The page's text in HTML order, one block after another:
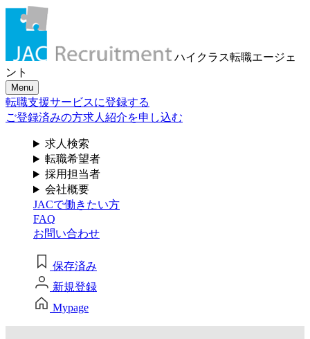
求人検索・転職事例
はじめに、あなたが活かしたい
「ご経験業種」
お選びください
サービス（人材・ホテル・旅行・教育）
商社
流通（EC・運輸・小売）
消費財（食品・アパレル・トイレタリー）
マスコミ（広告・制作）
建設・不動産
金融（銀行・証券・保険・投資）
ハイクラス転職エージェ
ント
Menu
転職支援サービスに登録する
ご登録済みの方求人紹介を申し込む
求人検索
転職希望者
採用担当者
会社概要
JACで働きたい方
FAQ
お問い合わせ
保存済み
新規登録
Mypage
メール認証とは？
メール認証は当社サービスを利用される方が登録された
メールアドレスがご本人のもので受信可能であることを
確認するための仕組みです。 これは主に、なりすまし等
のセキュリティリスク低減や、サポートにおけるお客様
のスムーズな本人認証に役立ちます。お客様が安心して
ジェイ エイ シー リクルートメントをお使いいただくため
個人情報取り扱いおよびサービス利用規約